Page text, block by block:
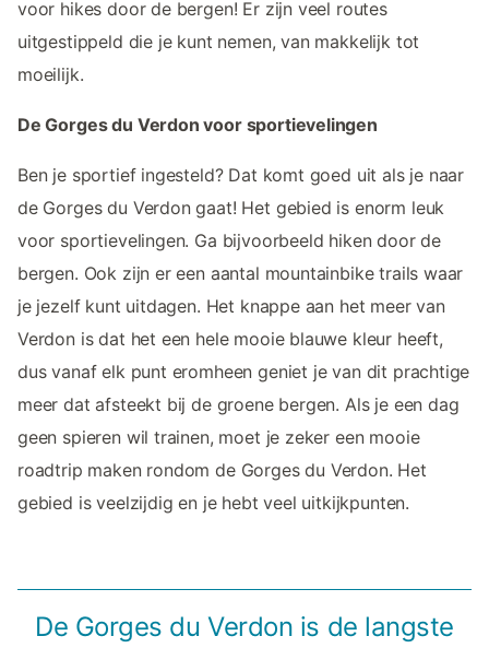
voor hikes door de bergen! Er zijn veel routes
uitgestippeld die je kunt nemen, van makkelijk tot
moeilijk.
De Gorges du Verdon voor sportievelingen
Ben je sportief ingesteld? Dat komt goed uit als je naar
de Gorges du Verdon gaat! Het gebied is enorm leuk
voor sportievelingen. Ga bijvoorbeeld hiken door de
bergen. Ook zijn er een aantal mountainbike trails waar
je jezelf kunt uitdagen. Het knappe aan het meer van
Verdon is dat het een hele mooie blauwe kleur heeft,
dus vanaf elk punt eromheen geniet je van dit prachtige
meer dat afsteekt bij de groene bergen. Als je een dag
geen spieren wil trainen, moet je zeker een mooie
roadtrip maken rondom de Gorges du Verdon. Het
gebied is veelzijdig en je hebt veel uitkijkpunten.
De Gorges du Verdon is de langste